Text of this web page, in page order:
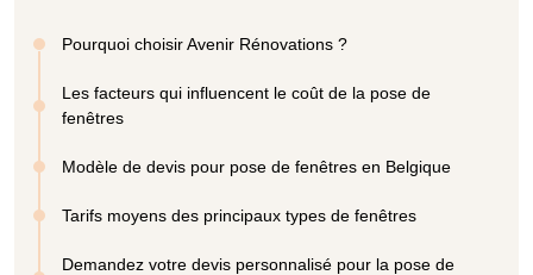
Pourquoi choisir Avenir Rénovations ?
Les facteurs qui influencent le coût de la pose de
fenêtres
Modèle de devis pour pose de fenêtres en Belgique
Tarifs moyens des principaux types de fenêtres
Demandez votre devis personnalisé pour la pose de